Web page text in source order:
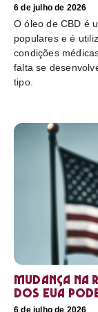
6 de julho de 2026
O óleo de CBD é
populares e é
condições
falta se
tipo.
Mudança na
dos EUA
6 de julho de 2026